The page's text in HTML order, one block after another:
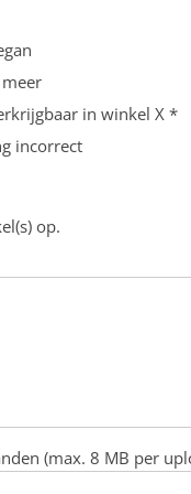
in winkel X *
incorrect
op.
(max. 8 MB per